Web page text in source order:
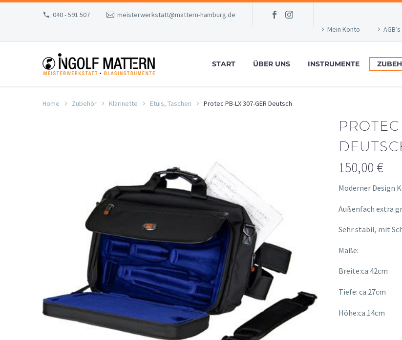
040 - 591 507
meisterwerkstatt@mattern-hamburg.de
Mein Konto
AGB’s
START ÜBER UNS INSTRUMENTE
Home Zubehör Klarinette Etuis, Taschen Protec PB-LX 307-GER Deutsch
150,00 €
Moderner Design
Außenfach extra
Sehr stabil, mit
Maße:
Breite:ca.42cm
Tiefe: ca.27cm
Höhe:ca.14cm